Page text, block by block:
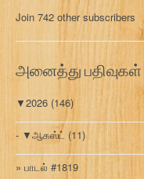
க
வ
Join 742 other subscribers
அனைத்து பதிவுகள்
▼2026 (146)
▼ஆகஸ்ட் (11)
பாடல் #1819